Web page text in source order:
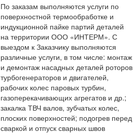
По заказам выполняются услуги по
поверхностной термообработке и
индукционной пайке партий деталей
на территории ООО «ИНТЕРМ». С
выездом к Заказчику выполняются
различные услуги, в том числе: монтаж
и демонтаж насадных деталей роторов
турбогенераторов и двигателей,
рабочих колес паровых турбин,
газоперекачивающих агрегатов и др.;
закалка ТВЧ валов, зубчатых колес,
плоских поверхностей; подогрев перед
сваркой и отпуск сварных швов